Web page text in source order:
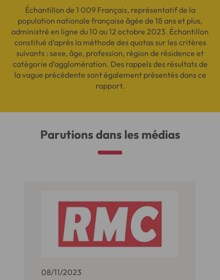
Échantillon de 1 009 Français, représentatif de la
population nationale française âgée de 18 ans et plus,
administré en ligne du 10 au 12 octobre 2023. Échantillon
constitué d’après la méthode des quotas sur les critères
suivants : sexe, âge, profession, région de résidence et
catégorie d’agglomération. Des rappels des résultats de
la vague précédente sont également présentés dans ce
rapport.
Parutions dans les médias
08/11/2023